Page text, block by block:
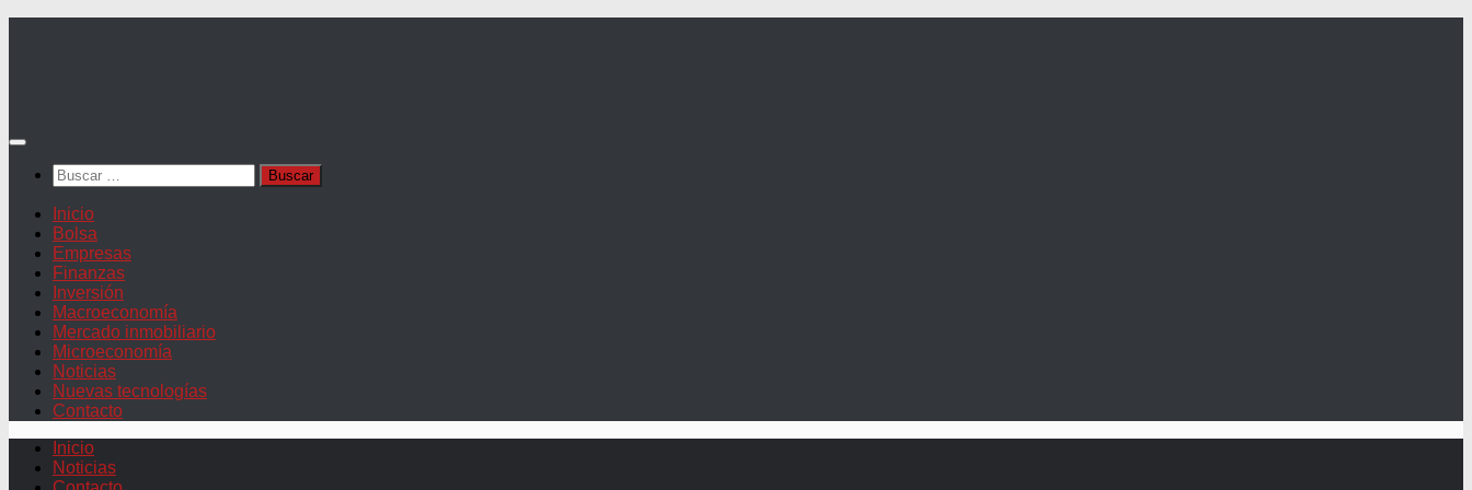
Buscar:
Inicio
Bolsa
Empresas
Finanzas
Inversión
Macroeconomía
Mercado inmobiliario
Microeconomía
Noticias
Nuevas tecnologías
Contacto
Inicio
Noticias